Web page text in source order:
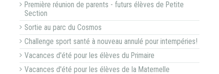
Première réunion de parents - futurs élèves de Petite
Section
Sortie au parc du Cosmos
Challenge sport santé à nouveau annulé pour intempéries!
Vacances d'été pour les élèves du Primaire
Vacances d'été pour les élèves de la Maternelle